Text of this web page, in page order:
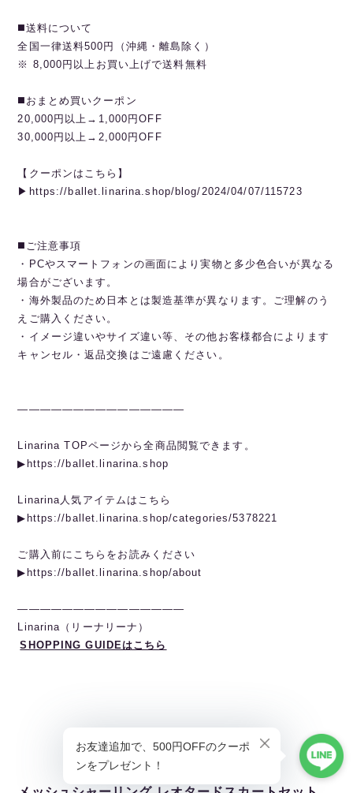
◼️送料について
全国一律送料500円（沖縄・離島除く）
※ 8,000円以上お買い上げで送料無料
◼️おまとめ買いクーポン
20,000円以上→1,000円OFF
30,000円以上→2,000円OFF
【クーポンはこちら】
▶︎https://ballet.linarina.shop/blog/2024/04/07/115723
◼️ご注意事項
・PCやスマートフォンの画面により実物と多少色合いが異なる
場合がございます。
・海外製品のため日本とは製造基準が異なります。ご理解のう
えご購入ください。
・イメージ違いやサイズ違い等、その他お客様都合によります
キャンセル・返品交換はご遠慮ください。
———————————————
Linarina TOPページから全商品閲覧できます。
▶︎https://ballet.linarina.shop
Linarina人気アイテムはこちら
▶︎https://ballet.linarina.shop/categories/5378221
ご購入前にこちらをお読みください
▶︎https://ballet.linarina.shop/about
———————————————
Linarina（リーナリーナ）
SHOPPING GUIDEはこちら